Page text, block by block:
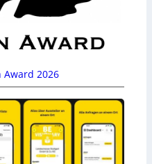
2026